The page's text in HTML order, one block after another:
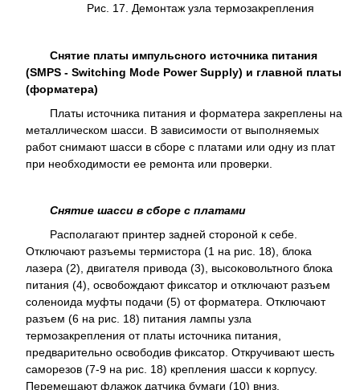
Рис. 17. Демонтаж узла термозакрепления
Снятие платы импульсного источника питания
(SMPS - Switching Mode Power Supply) и главной платы
(форматера)
Платы источника питания и форматера закреплены на
металлическом шасси. В зависимости от выполняемых
работ снимают шасси в сборе с платами или одну из плат
при необходимости ее ремонта или проверки.
Снятие шасси в сборе с платами
Располагают принтер задней стороной к себе.
Отключают разъемы термистора (1 на рис. 18), блока
лазера (2), двигателя привода (3), высоковольтного блока
питания (4), освобождают фиксатор и отключают разъем
соленоида муфты подачи (5) от форматера. Отключают
разъем (6 на рис. 18) питания лампы узла
термозакрепления от платы источника питания,
предварительно освободив фиксатор. Откручивают шесть
саморезов (7-9 на рис. 18) крепления шасси к корпусу.
Перемещают флажок датчика бумаги (10) вниз,